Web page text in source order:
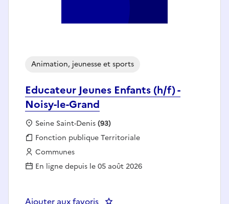
Educateur Jeunes Enfants (h/f) -
Noisy-le-Grand
Animation, jeunesse et sports
Localisation :
Seine Saint-Denis(93)
Fonction publique :
Fonction publique Territoriale
Employeur :
Communes
En ligne depuis le 05 août 2026
Ajouter aux favoris : Educateur Jeunes Enfants (h/f)